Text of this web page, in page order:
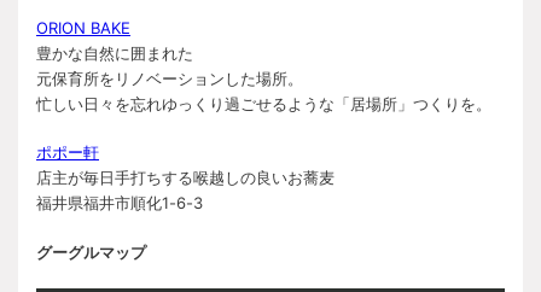
ORION BAKE
豊かな自然に囲まれた
元保育所をリノベーションした場所。
忙しい日々を忘れゆっくり過ごせるような「居場所」つくりを。
ポポー軒
店主が毎日手打ちする喉越しの良いお蕎麦
福井県福井市順化1-6-3
グーグルマップ